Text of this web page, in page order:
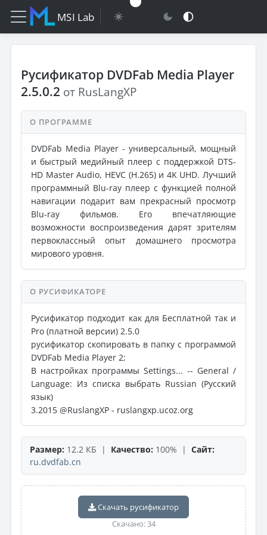
MSI Lab
Русификатор DVDFab Media Player
2.5.0.2 от RusLangXP
О ПРОГРАММЕ
DVDFab Media Player - универсальный, мощный
и быстрый медийный плеер с поддержкой DTS-
HD Master Audio, HEVC (H.265) и 4K UHD. Лучший
программный Blu-ray плеер с функцией полной
навигации подарит вам прекрасный просмотр
Blu-ray фильмов. Его впечатляющие
возможности воспроизведения дарят зрителям
первоклассный опыт домашнего просмотра
мирового уровня.
О РУСИФИКАТОРЕ
Русификатор подходит как для Бесплатной так и
Pro (платной версии) 2.5.0
русификатор скопировать в папку с программой
DVDFab Media Player 2;
В настройках программы Settings... -- General /
Language: Из списка выбрать Russian (Русский
язык)
3.2015 @RuslangXP - ruslangxp.ucoz.org
Размер: 12.2 КБ | Качество: 100% | Сайт:
ru.dvdfab.cn
Скачать русификатор
Скачано: 34